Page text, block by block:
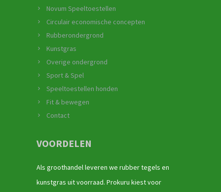
Novum Speeltoestellen
Circulair economische concepten
Rubberondergrond
Kunstgras
Overige ondergrond
Sport & Spel
Speeltoestellen honden
Fit & bewegen
Contact
VOORDELEN
Als groothandel leveren we rubber tegels en
kunstgras uit voorraad. Prokuru kiest voor